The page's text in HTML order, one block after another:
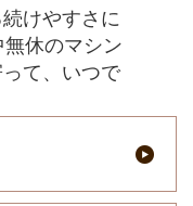
けやすさに
休のマシン
て、いつで